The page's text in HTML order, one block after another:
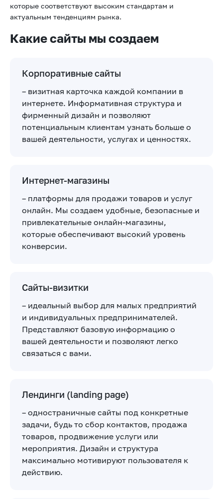
которые соответствуют высоким стандартам и
актуальным тенденциям рынка.
Какие сайты мы создаем
Корпоративные сайты
– визитная карточка каждой компании в
интернете. Информативная структура и
фирменный дизайн и позволяют
потенциальным клиентам узнать больше о
вашей деятельности, услугах и ценностях.
Интернет-магазины
– платформы для продажи товаров и услуг
онлайн. Мы создаем удобные, безопасные и
привлекательные онлайн-магазины,
которые обеспечивают высокий уровень
конверсии.
Сайты-визитки
– идеальный выбор для малых предприятий
и индивидуальных предпринимателей.
Представляют базовую информацию о
вашей деятельности и позволяют легко
связаться с вами.
Лендинги (landing page)
– одностраничные сайты под конкретные
задачи, будь то сбор контактов, продажа
товаров, продвижение услуги или
мероприятия. Дизайн и структура
максимально мотивируют пользователя к
действию.